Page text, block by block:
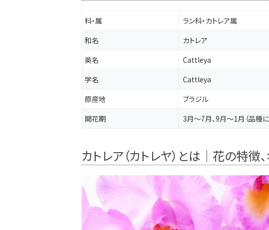
科・属
ラン科・カトレア属
和名
カトレア
英名
Cattleya
学名
Cattleya
原産地
ブラジル
開花期
3月～7月、9月～1月（品種に
カトレア（カトレヤ）とは｜花の特